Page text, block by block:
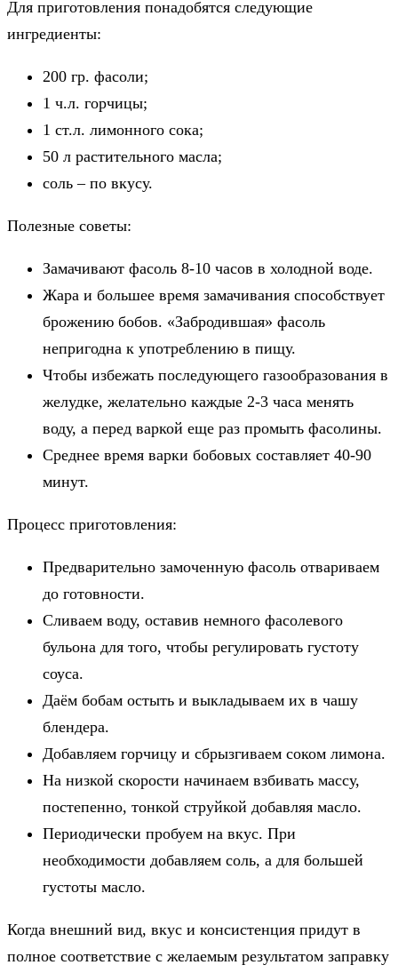
Для приготовления понадобятся следующие
ингредиенты:
200 гр. фасоли;
1 ч.л. горчицы;
1 ст.л. лимонного сока;
50 л растительного масла;
соль – по вкусу.
Полезные советы:
Замачивают фасоль 8-10 часов в холодной воде.
Жара и большее время замачивания способствует
брожению бобов. «Забродившая» фасоль
непригодна к употреблению в пищу.
Чтобы избежать последующего газообразования в
желудке, желательно каждые 2-3 часа менять
воду, а перед варкой еще раз промыть фасолины.
Среднее время варки бобовых составляет 40-90
минут.
Процесс приготовления:
Предварительно замоченную фасоль отвариваем
до готовности.
Сливаем воду, оставив немного фасолевого
бульона для того, чтобы регулировать густоту
соуса.
Даём бобам остыть и выкладываем их в чашу
блендера.
Добавляем горчицу и сбрызгиваем соком лимона.
На низкой скорости начинаем взбивать массу,
постепенно, тонкой струйкой добавляя масло.
Периодически пробуем на вкус. При
необходимости добавляем соль, а для большей
густоты масло.
Когда внешний вид, вкус и консистенция придут в
полное соответствие с желаемым результатом заправку